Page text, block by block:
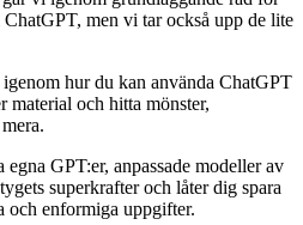
men vi tar också upp de lite
hur du kan använda ChatGPT
material och hitta mönster,
GPT:er, anpassade modeller av
superkrafter och låter dig spara
och enformiga uppgifter.